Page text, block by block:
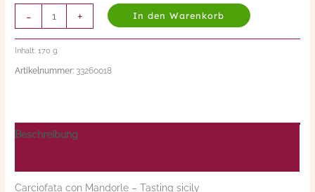
- + In den Warenkorb
Inhalt: 170g
Artikelnummer: 33260018
Beschreibung
Carciofata con Mandorle – Tasting sicily